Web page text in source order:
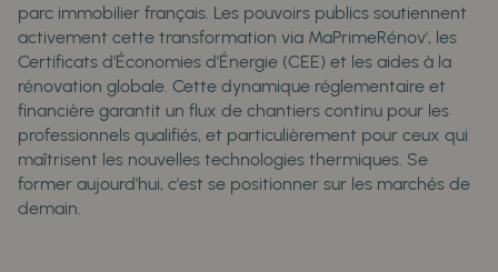
parc immobilier français. Les pouvoirs publics soutiennent
activement cette transformation via MaPrimeRénov', les
Certificats d'Économies d'Énergie (CEE) et les aides à la
rénovation globale. Cette dynamique réglementaire et
financière garantit un flux de chantiers continu pour les
professionnels qualifiés, et particulièrement pour ceux qui
maîtrisent les nouvelles technologies thermiques. Se
former aujourd'hui, c'est se positionner sur les marchés de
demain.